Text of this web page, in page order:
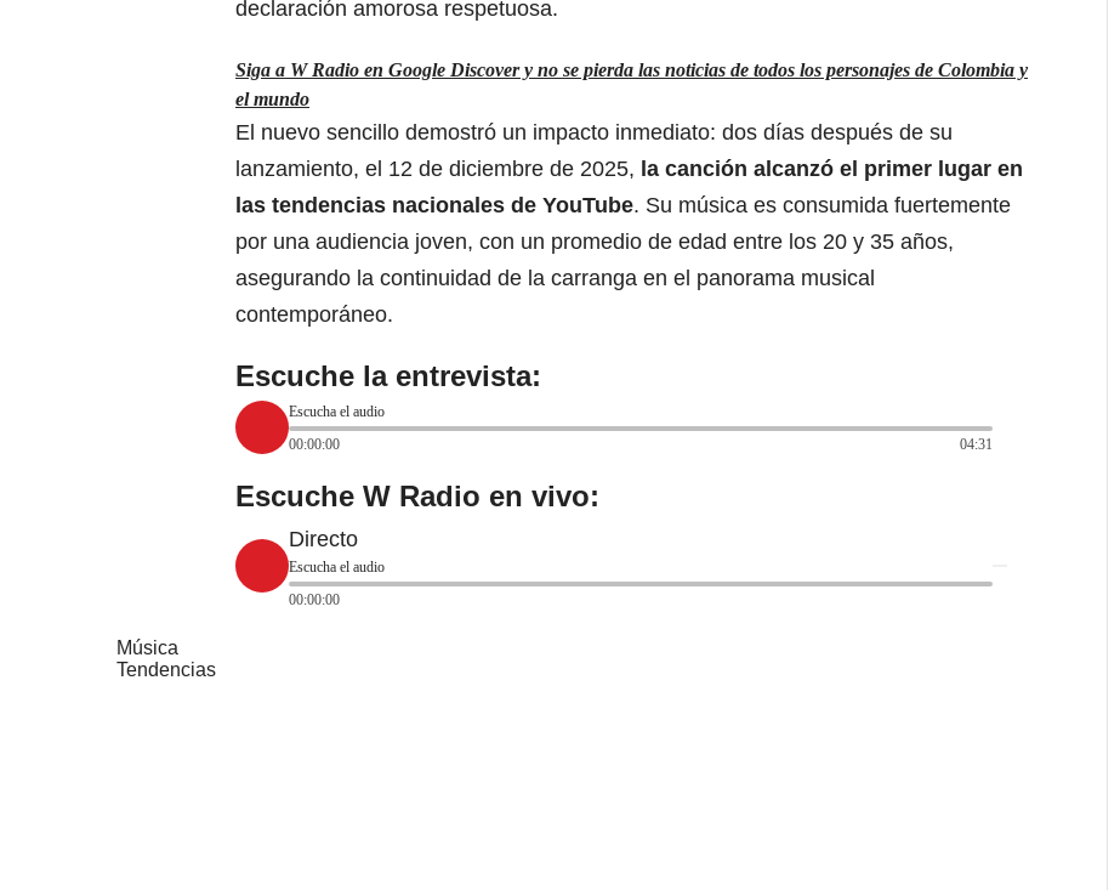
declaración amorosa respetuosa.
Siga a W Radio en Google Discover y no se pierda las noticias de todos los personajes de Colombia y
el mundo
El nuevo sencillo demostró un impacto inmediato: dos días después de su
lanzamiento, el 12 de diciembre de 2025, la canción alcanzó el primer lugar en
las tendencias nacionales de YouTube. Su música es consumida fuertemente
por una audiencia joven, con un promedio de edad entre los 20 y 35 años,
asegurando la continuidad de la carranga en el panorama musical
contemporáneo.
Escuche la entrevista:
Escucha el audio
00:00:00
04:31
Escuche W Radio en vivo:
Directo
Escucha el audio
00:00:00
Música
Tendencias